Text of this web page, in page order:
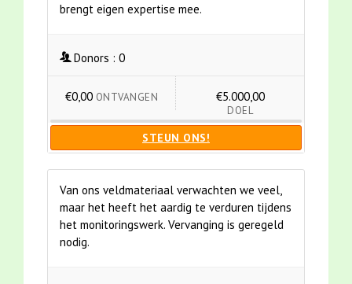
brengt eigen expertise mee.
Donors : 0
€0,00 ONTVANGEN €5.000,00
DOEL
STEUN ONS!
Van ons veldmateriaal verwachten we veel,
maar het heeft het aardig te verduren tijdens
het monitoringswerk. Vervanging is geregeld
nodig.